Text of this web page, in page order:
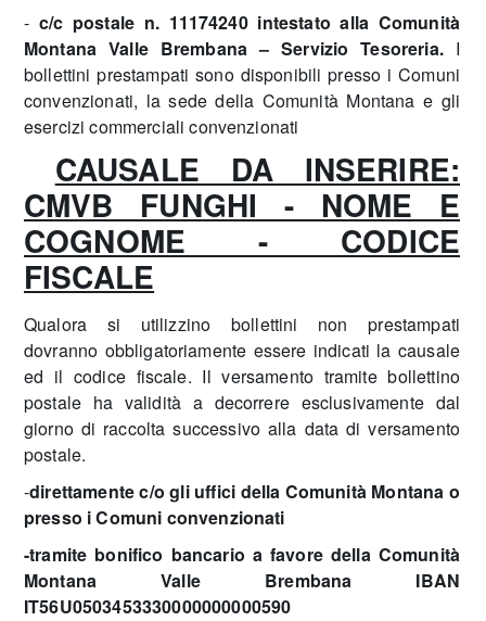
- c/c postale n. 11174240 intestato alla Comunità
Montana Valle Brembana – Servizio Tesoreria. I
bollettini prestampati sono disponibili presso i Comuni
convenzionati, la sede della Comunità Montana e gli
esercizi commerciali convenzionati
CAUSALE DA INSERIRE:
CMVB FUNGHI - NOME E
COGNOME - CODICE
FISCALE
Qualora si utilizzino bollettini non prestampati
dovranno obbligatoriamente essere indicati la causale
ed il codice fiscale. Il versamento tramite bollettino
postale ha validità a decorrere esclusivamente dal
giorno di raccolta successivo alla data di versamento
postale.
-direttamente c/o gli uffici della Comunità Montana o
presso i Comuni convenzionati
-tramite bonifico bancario a favore della Comunità
Montana Valle Brembana IBAN
IT56U0503453330000000000590